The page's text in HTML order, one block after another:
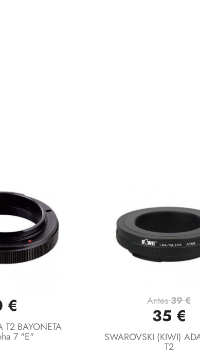
rápida
€
T2 BAYONETA
7 "E"
Vista rápida
Antes39 €
35 €
SWAROVSKI (KIWI)
T2